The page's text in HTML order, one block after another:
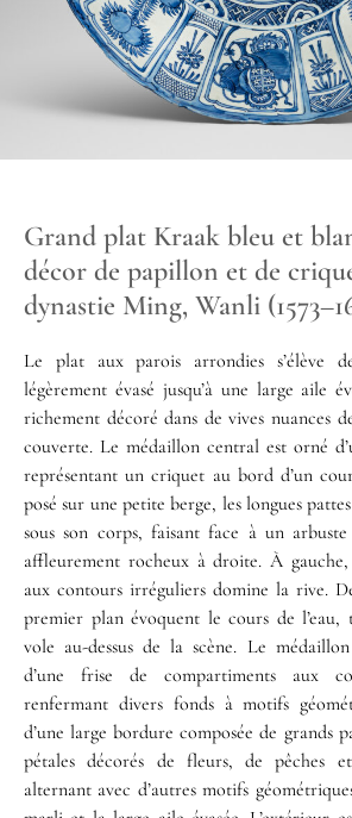
Grand plat Kraak bleu et
décor de papillon et de
dynastie Ming, Wanli
Le plat aux parois arrondies s’élève
légèrement évasé jusqu’à une large aile
richement décoré dans de vives nuances
couverte. Le médaillon central est orné
représentant un criquet au bord d’un
posé sur une petite berge, les longues
sous son corps, faisant face à un arbuste
affleurement rocheux à droite. À
aux contours irréguliers domine la rive.
premier plan évoquent le cours de l’eau,
vole au-dessus de la scène. Le
d’une frise de compartiments aux
renfermant divers fonds à motifs
d’une large bordure composée de grands
pétales décorés de fleurs, de pêches et
alternant avec d’autres motifs